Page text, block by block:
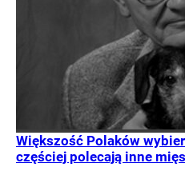
Większość Polaków
częściej polecają inne